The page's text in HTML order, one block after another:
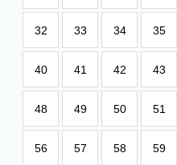
32 33 34 35
40 41 42 43
48 49 50 51
56 57 58 59